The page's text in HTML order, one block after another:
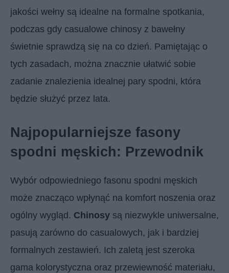
jakości wełny są idealne na formalne spotkania,
podczas gdy casualowe chinosy z bawełny
świetnie sprawdzą się na co dzień. Pamiętając o
tych zasadach, można znacznie ułatwić sobie
zadanie znalezienia idealnej pary spodni, która
będzie służyć przez lata.
Najpopularniejsze fasony
spodni męskich: Przewodnik
Wybór odpowiedniego fasonu spodni męskich
może znacząco wpłynąć na komfort noszenia oraz
ogólny wygląd. Chinosy są niezwykle uniwersalne,
pasują zarówno do casualowych, jak i bardziej
formalnych zestawień. Ich zaletą jest szeroka
gama kolorystyczna oraz przewiewność materiału,